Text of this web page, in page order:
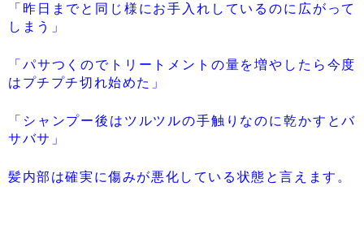
「昨日までと同じ様にお手入れしているのに広がって
しまう」
「パサつくのでトリートメントの量を増やしたら今度
はプチプチ切れ始めた」
「シャンプー後はツルツルの手触りなのに乾かすとバ
サバサ」
髪内部は確実に傷みが悪化している状態と言えます。